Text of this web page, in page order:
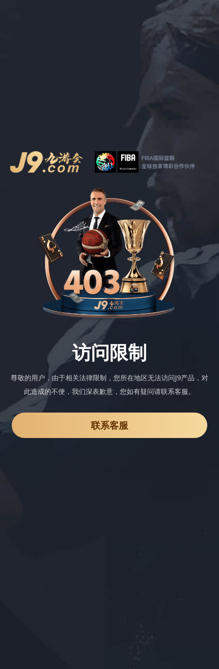
访问限制
尊敬的用户，由于相关法律限制，您所在地区无法访问J9产品，对
此造成的不便，我们深表歉意，您如有疑问请联系客服。
联系客服